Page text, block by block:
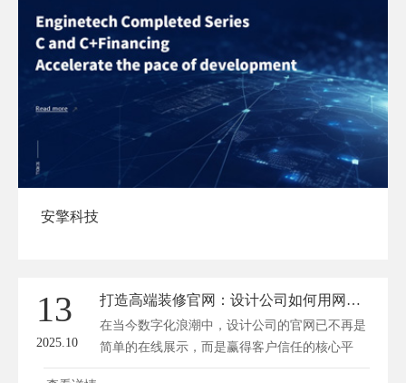
安擎科技
13
2025.10
打造高端装修官网：设计公司如何用网站赢得客户信任
在当今数字化浪潮中，设计公司的官网已不再是
简单的在线展示，而是赢得客户信任的核心平
台。一个高端装修官网通过其专业的设计、丰富